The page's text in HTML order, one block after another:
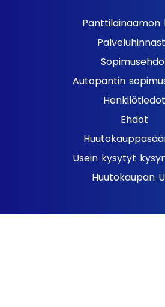
Panttilainaamon
Autopantin
Henkilötiedot
Ehdot
Usein kysytyt
Huutokaupan